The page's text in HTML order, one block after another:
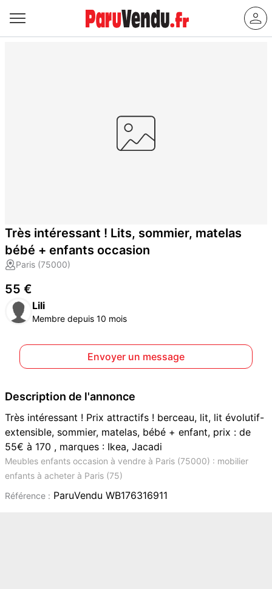
Très intéressant ! Lits, sommier, matelas
bébé + enfants occasion
Paris (75000)
55 €
Lili
Membre depuis 10 mois
Envoyer un message
Description de l'annonce
Très intéressant ! Prix attractifs ! berceau, lit, lit évolutif-
extensible, sommier, matelas, bébé + enfant, prix : de
55€ à 170 , marques : Ikea, Jacadi
Meubles enfants occasion à vendre à Paris (75000) : mobilier
enfants à acheter à Paris (75)
Référence : ParuVendu WB176316911